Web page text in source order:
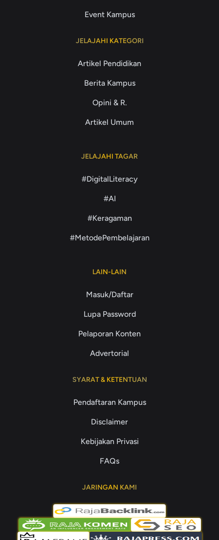
Event Kampus
JELAJAHI KATEGORI
Artikel Pendidikan
Berita Kampus
Opini & R.
Artikel Umum
JELAJAHI TAGAR
#DigitalLiteracy
#AI
#Keragaman
#MetodePembelajaran
LAIN-LAIN
Masuk/Daftar
Lupa Password
Pelaporan Konten
Advertorial
SYARAT & KETENTUAN
Pendaftaran Kampus
Disclaimer
Kebijakan Privasi
FAQs
JARINGAN KAMI